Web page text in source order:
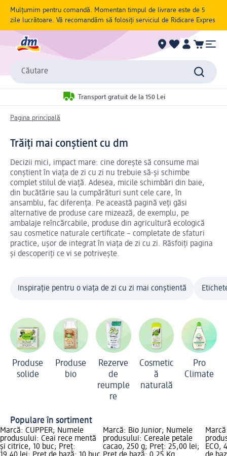
Mulțumim pentru comandă. Momentan timpul de livrare este de 5
zile lucrătoare. Vă recomandăm să folosiți serviciul de Ridicare Expres
Căutare
Transport gratuit de la 150 Lei
Pagina principală
Trăiți mai conștient cu dm
Decizii mici, impact mare: cine dorește să consume mai
conștient în viața de zi cu zi nu trebuie să-și schimbe
complet stilul de viață. Adesea, micile schimbări din baie,
din bucătărie sau la cumpărături sunt cele care, în
ansamblu, fac diferența. Pe această pagină veți găsi
alternative de produse care mizează, de exemplu, pe
ambalaje reîncărcabile, produse din agricultură ecologică
sau cosmetice naturale certificate – completate de sfaturi
practice, ușor de integrat în viața de zi cu zi. Răsfoiți pagina
și descoperiți ce vi se potrivește.
Inspirație pentru o viața de zi cu zi mai conștientă
Produse
solide
Produse
bio
Rezerve
de
reumple
re
Cosmetic
ă
naturală
Pro
Climate
Populare în sortiment
Marcă: CUPPER; Numele
produsului: Ceai rece mentă
și citrice, 10 buc; Preț:
Marcă: Bio Junior; Numele
produsului: Cereale petale
cacao, 250 g; Preț: 25,00 lei;
ECO,